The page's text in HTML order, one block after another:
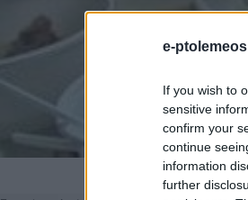
e-
If you wish to
sensitive
confirm your
continue
information
further